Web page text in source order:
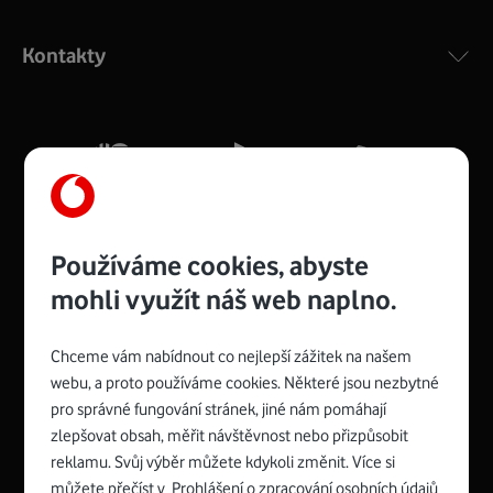
silný signál pro celou domácnost. Kompaktní rozměry 21
Více o COMPAL CH7465VF
Zyxel VMG8623-T50B:
Rozměry modemu jsou 16 x 22 x 7,5 cm (včetně stojánku)
a nabízí 4 gigabitové LAN porty a bezdrátové připojení Wi-
Spojte se s Vodafonem
Kontakty
Používáme cookies, abyste
mohli využít náš web naplno.
Chceme vám nabídnout co nejlepší zážitek na našem
webu, a proto používáme cookies. Některé jsou nezbytné
pro správné fungování stránek, jiné nám pomáhají
zlepšovat obsah, měřit návštěvnost nebo přizpůsobit
reklamu. Svůj výběr můžete kdykoli změnit. Více si
můžete přečíst v Prohlášení o zpracování osobních údajů